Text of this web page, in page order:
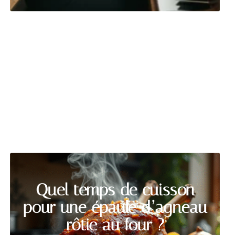
Quel temps de cuisson
pour une épaule d’agneau
rôtie au four ?